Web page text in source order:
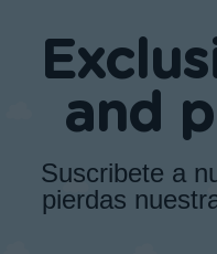
and
Suscribete a
pierdas